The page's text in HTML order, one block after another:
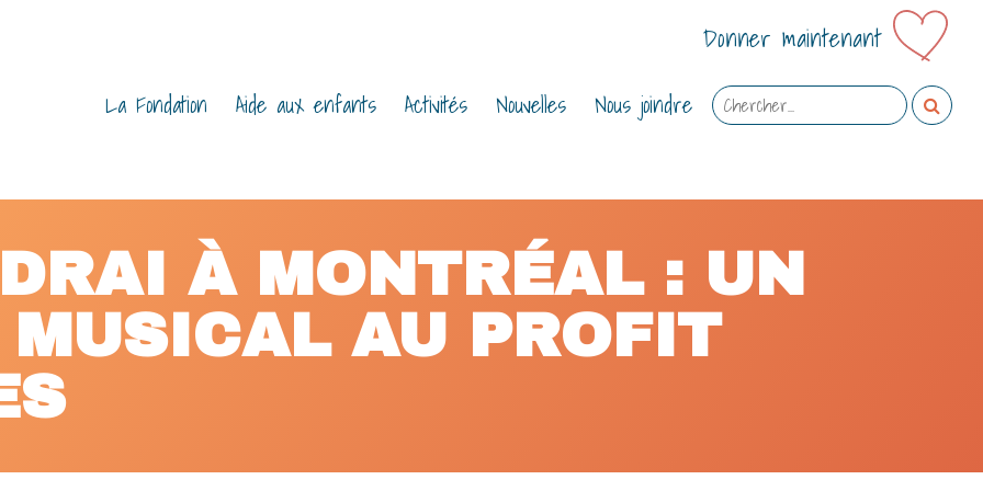
Donner maintenant
La Fondation Aide aux enfants Activités Nouvelles Nous joindre
À MONTRÉAL : UN
MUSICAL AU PROFIT